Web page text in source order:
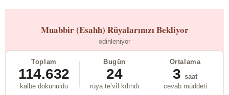
Muabbir (Esahh) Rüyalarınızı Bekliyor
dinleniyor
Toplam
114.632
kalbe dokunuldu
Bugün
24
rüya te’vîl kılındı
Ortalama
3 saat
cevab müddeti